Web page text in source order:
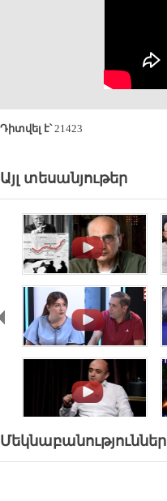
Դիտվել է՝21423
Այլ տեսանյութեր
.
.
.
Մեկնաբանություններ